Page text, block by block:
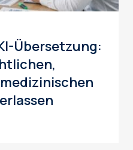
Übersetzung: